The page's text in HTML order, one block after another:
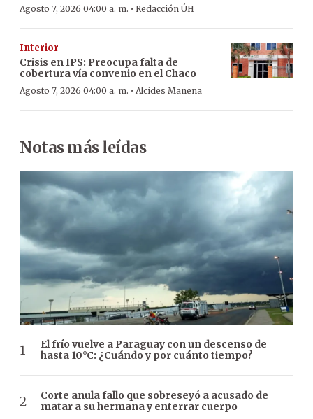
Agosto 7, 2026 04:00 a. m. · Redacción ÚH
Interior
Crisis en IPS: Preocupa falta de
cobertura vía convenio en el Chaco
Agosto 7, 2026 04:00 a. m. · Alcides Manena
Notas más leídas
El frío vuelve a Paraguay con un descenso de
hasta 10°C: ¿Cuándo y por cuánto tiempo?
Corte anula fallo que sobreseyó a acusado de
matar a su hermana y enterrar cuerpo